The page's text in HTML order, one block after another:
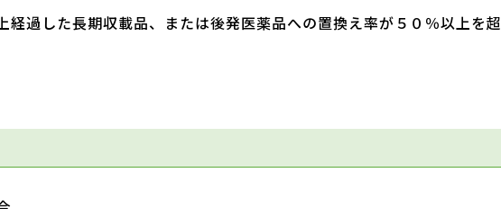
経過した長期収載品、または後発医薬品への置換え率が５０％以上を超